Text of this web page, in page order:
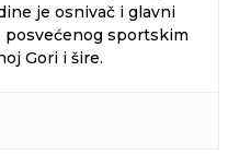
je osnivač i glavni
posvećenog sportskim
Gori i šire.